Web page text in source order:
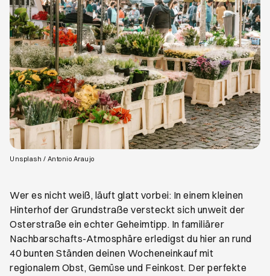
Unsplash / Antonio AraujoÖffnet ein neues Browser-Tab
Wer es nicht weiß, läuft glatt vorbei: In einem kleinen
Hinterhof der Grundstraße versteckt sich unweit der
Osterstraße ein echter Geheimtipp. In familiärer
Nachbarschafts-Atmosphäre erledigst du hier an rund
40 bunten Ständen deinen Wocheneinkauf mit
regionalem Obst, Gemüse und Feinkost. Der perfekte